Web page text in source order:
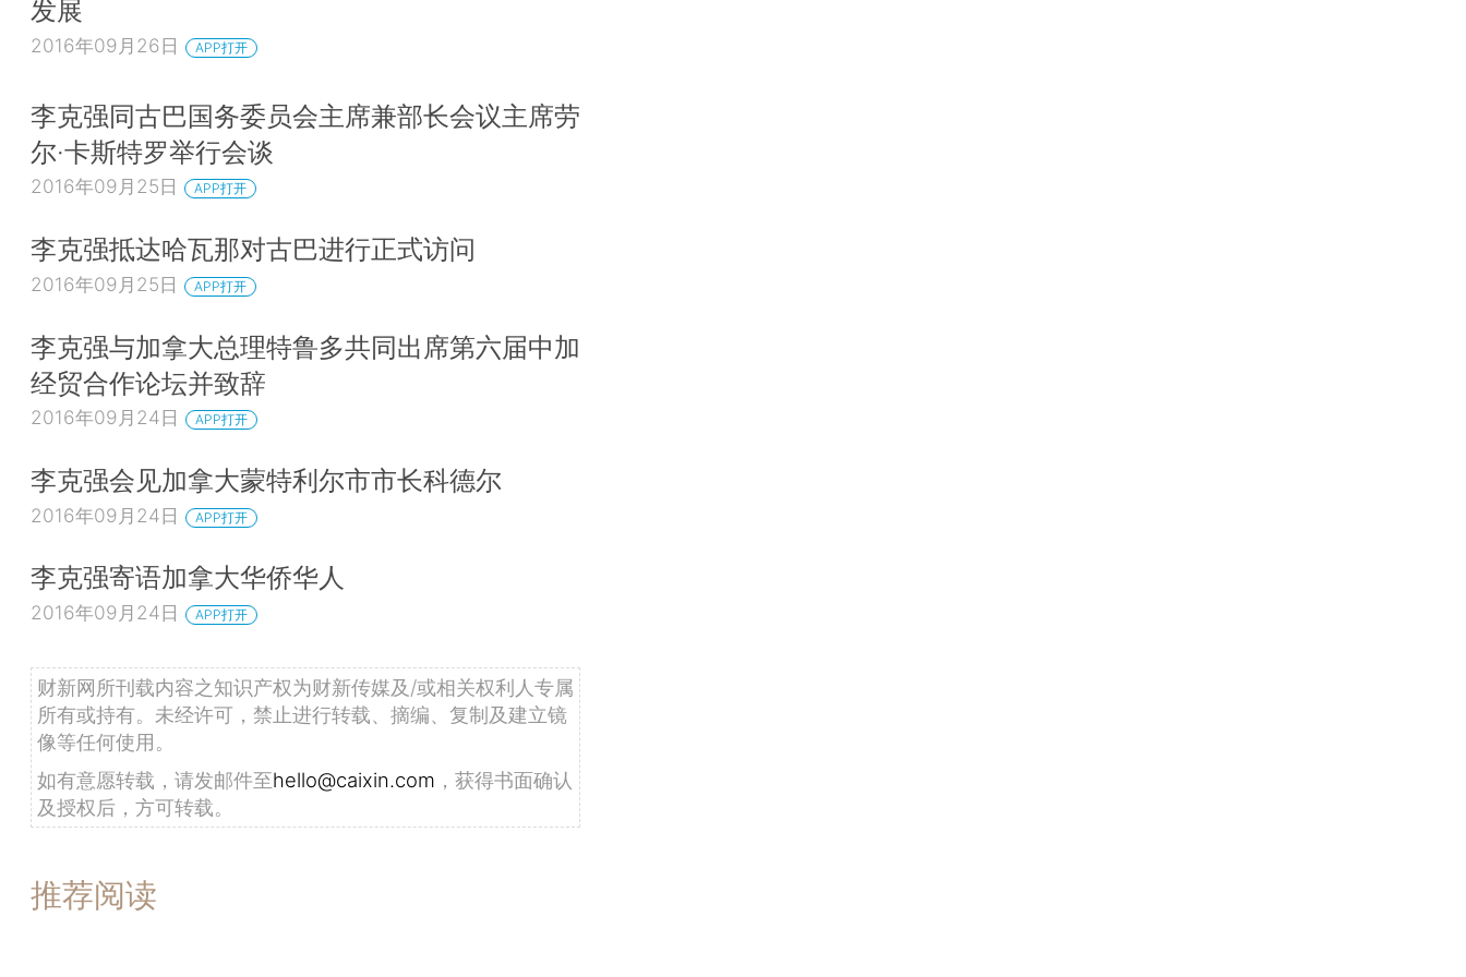
发展
2016年09月26日 APP打开
李克强同古巴国务委员会主席兼部长会议主席劳
尔·卡斯特罗举行会谈
2016年09月25日 APP打开
李克强抵达哈瓦那对古巴进行正式访问
2016年09月25日 APP打开
李克强与加拿大总理特鲁多共同出席第六届中加
经贸合作论坛并致辞
2016年09月24日 APP打开
李克强会见加拿大蒙特利尔市市长科德尔
2016年09月24日 APP打开
李克强寄语加拿大华侨华人
2016年09月24日 APP打开
财新网所刊载内容之知识产权为财新传媒及/或相关权利人专属
所有或持有。未经许可，禁止进行转载、摘编、复制及建立镜
像等任何使用。
如有意愿转载，请发邮件至hello@caixin.com ，获得书面确认
及授权后，方可转载。
推荐阅读